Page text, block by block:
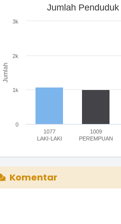
Jumlah Penduduk
The chart has 1 X axis
Jumlah
Jumlah Penduduk
1077
LAKI-LAKI
1009
PEREMPUAN
0
1k
2k
3k
Komentar